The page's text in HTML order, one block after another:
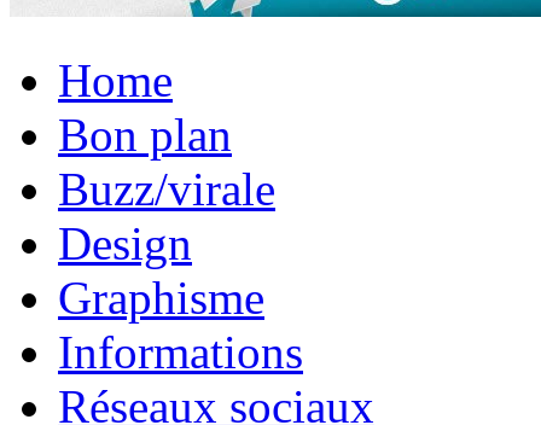
Home
Bon plan
Buzz/virale
Design
Graphisme
Informations
Réseaux sociaux